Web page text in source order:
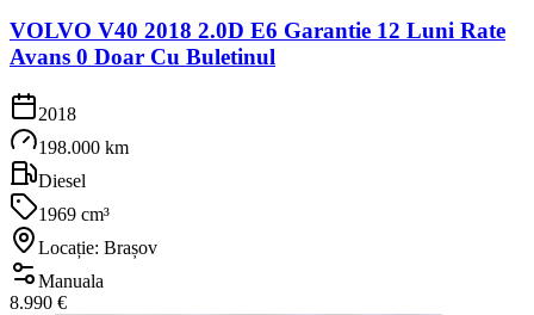
VOLVO V40 2018 2.0D E6 Garantie 12 Luni Rate
Avans 0 Doar Cu Buletinul
2018
198.000 km
Diesel
1969 cm³
Locație: Brașov
Manuala
8.990 €